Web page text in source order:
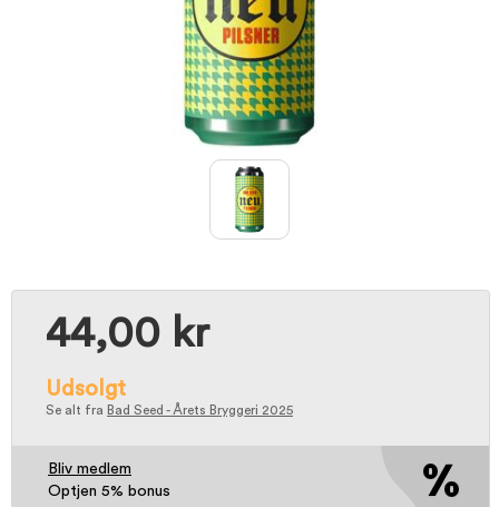
44,00 kr
Udsolgt
Se alt fra Bad Seed - Årets Bryggeri 2025
Bliv medlem
Optjen 5% bonus